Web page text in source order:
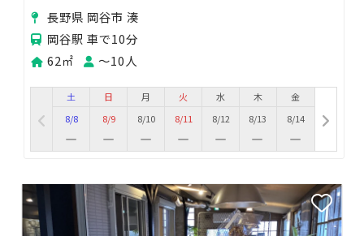
長野県 岡谷市 湊
岡谷駅 車で10分
62㎡
〜10人
土
8/8
日
8/9
月
8/10
火
8/11
水
8/12
木
8/13
金
8/14